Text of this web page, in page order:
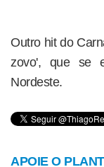
Outro hit do
zovo', que se
Nordeste.
APOIE O